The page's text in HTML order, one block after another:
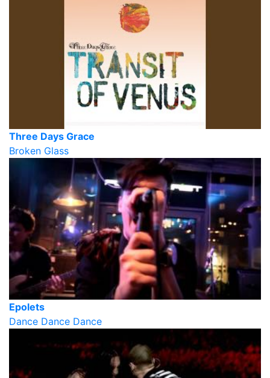
Three Days Grace
Broken Glass
Epolets
Dance Dance Dance